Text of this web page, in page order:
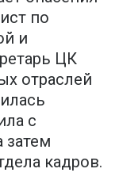
по
и
ЦК
отраслей
с
затем
кадров.